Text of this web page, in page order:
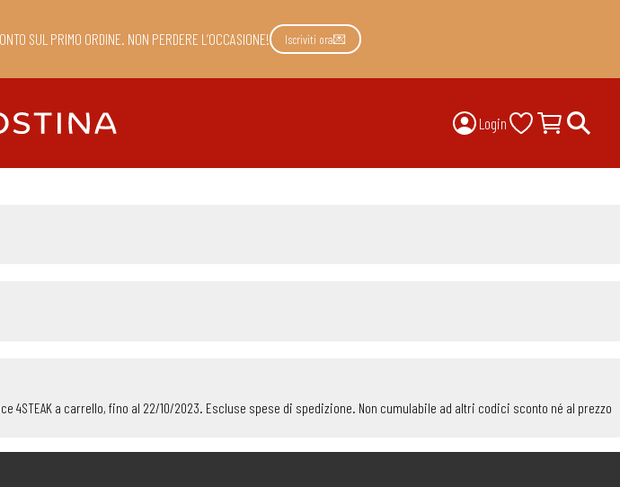
SUL PRIMO ORDINE. NON PERDERE L’OCCASIONE! Iscriviti ora💌
Login
4STEAK a carrello, fino al 22/10/2023. Escluse spese di spedizione. Non cumulabile ad altri codici sconto né al prezzo